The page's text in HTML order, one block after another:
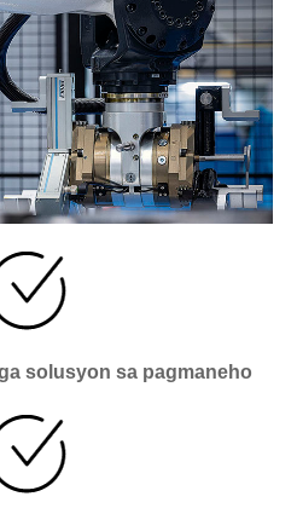
solusyon sa pagmaneho